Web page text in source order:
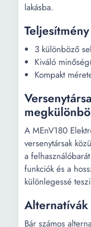
lakásba.
3 különböző
Kiváló
Kompakt
A MEnV180
versenytársak
a
funkciók és a
különlegessé
Alternatívák
Bár számos